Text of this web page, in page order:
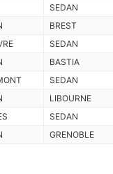
SEDAN
BREST
SEDAN
BASTIA
SEDAN
LIBOURNE
SEDAN
GRENOBLE